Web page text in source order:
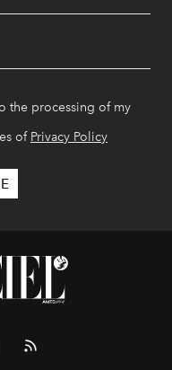
the processing of my
of Privacy Policy